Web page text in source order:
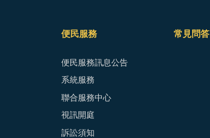
便民服務
便民服務訊息公告
系統服務
聯合服務中心
視訊開庭
訴訟須知
常見問答